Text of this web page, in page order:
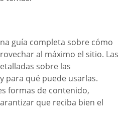
guía completa sobre cómo
al máximo el sitio. Las
sobre las
para qué puede usarlas.
formas de contenido,
que reciba bien el